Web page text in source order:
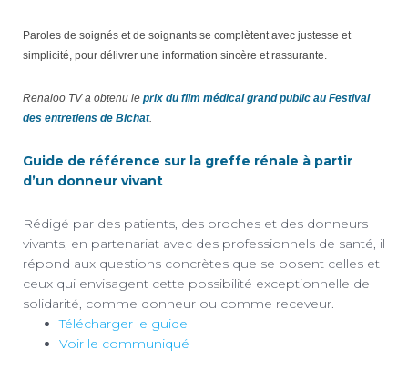
Paroles de soignés et de soignants se complètent avec justesse et
simplicité, pour délivrer une information sincère et rassurante.
Renaloo TV a obtenu le prix du film médical grand public au Festival
des entretiens de Bichat.
Guide de référence sur la greffe rénale à partir
d’un donneur vivant
Rédigé par des patients, des proches et des donneurs
vivants, en partenariat avec des professionnels de santé, il
répond aux questions concrètes que se posent celles et
ceux qui envisagent cette possibilité exceptionnelle de
solidarité, comme donneur ou comme receveur.
Télécharger le guide
Voir le communiqué